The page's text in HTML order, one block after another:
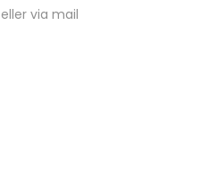
eller via mail